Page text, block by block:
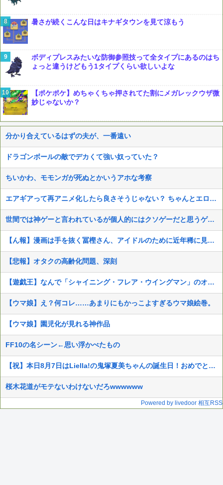
暑さが続くこんな日はキナギタウンを見て涼もう
ボディプレスみたいな防御参照技って全タイプにあるのはち
ょっと違うけどもう1タイプくらい欲しいよな
【ポケポケ】めちゃくちゃ押されてた割にメガレックウザ微
妙じゃないか？
分かり合えているはずの夫が、一番遠い
ドラゴンボールの敵でデカくて強い奴っていた？
ちいかわ、モモンガが死ぬとかいうアホな考察
エアギアって再アニメ化したら良さそうじゃない？ ちゃんとエロさとか大暮のセンスを忠実に再現して
世間では神ゲーと言われているが個人的にはクソゲーだと思うゲーム挙げてけ
【ん報】漫画は手を抜く冨樫さん、アイドルのために近年稀に見る美麗イラストを描くww
【悲報】オタクの高齢化問題、深刻
【遊戯王】なんで「シャイニング・フレア・ウイングマン」のオブフレやねん
【ウマ娘】え？何コレ……あまりにもかっこよすぎるウマ娘絵巻。
【ウマ娘】園児化が見れる神作品
FF10の名シーン←思い浮かべたもの
【祝】本日8月7日はLiella!の鬼塚夏美ちゃんの誕生日！おめでとう！！【ラブライブ！スーパースター!!】
桜木花道がモテないわけないだろwwwwww
Powered by livedoor 相互RSS